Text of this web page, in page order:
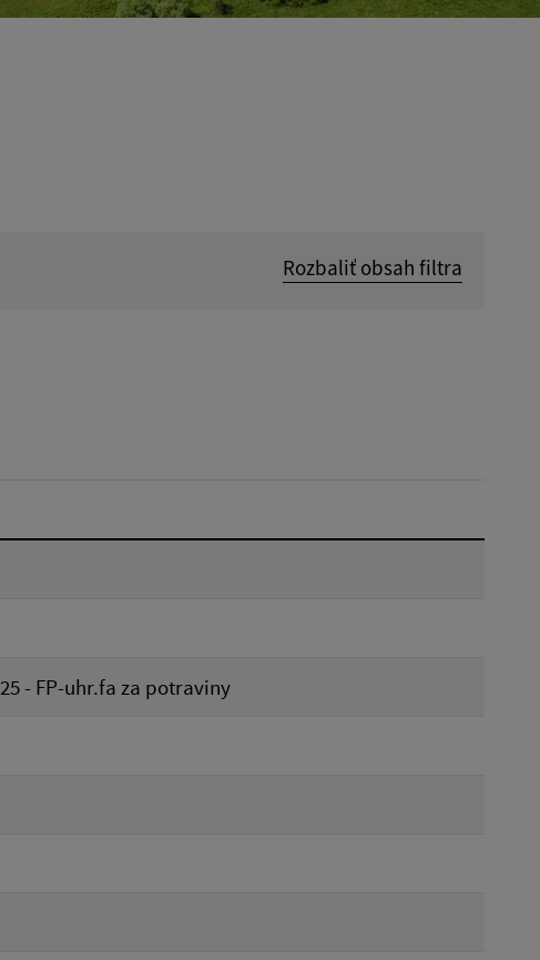
Rozbaliť obsah filtra
- FP-uhr.fa za potraviny